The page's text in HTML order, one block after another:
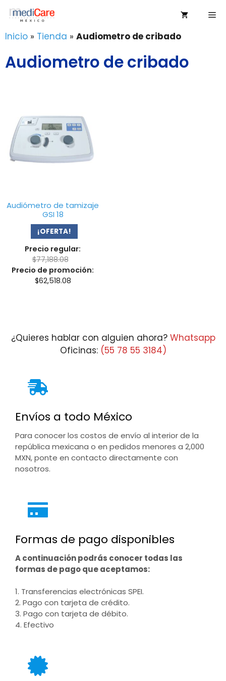
Saltar
contenido
Inicio » Tienda » Audiometro de cribado
Audiometro de cribado
Audiómetro de tamizaje
GSI 18
¡OFERTA!
Precio regular:
$77,188.08
Precio de promoción:
$62,518.08
¿Quieres hablar con alguien ahora? Whatsapp
Oficinas: (55 78 55 3184)
Envíos a todo México
Para conocer los costos de envío al interior de la
república mexicana o en pedidos menores a 2,000
MXN, ponte en contacto directamente con
nosotros.
Formas de pago disponibles
A continuación podrás conocer todas las
formas de pago que aceptamos:
1. Transferencias electrónicas SPEI.
2. Pago con tarjeta de crédito.
3. Pago con tarjeta de débito.
4. Efectivo